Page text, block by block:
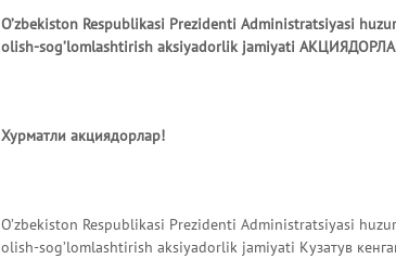
O’zbekiston Respublikasi Prezidenti Administratsiyasi
olish-sog’lomlashtirish aksiyadorlik jamiyati
Хурматли акциядорлар!
O’zbekiston Respublikasi Prezidenti Administratsiyasi
olish-sog’lomlashtirish aksiyadorlik jamiyati Кузатув